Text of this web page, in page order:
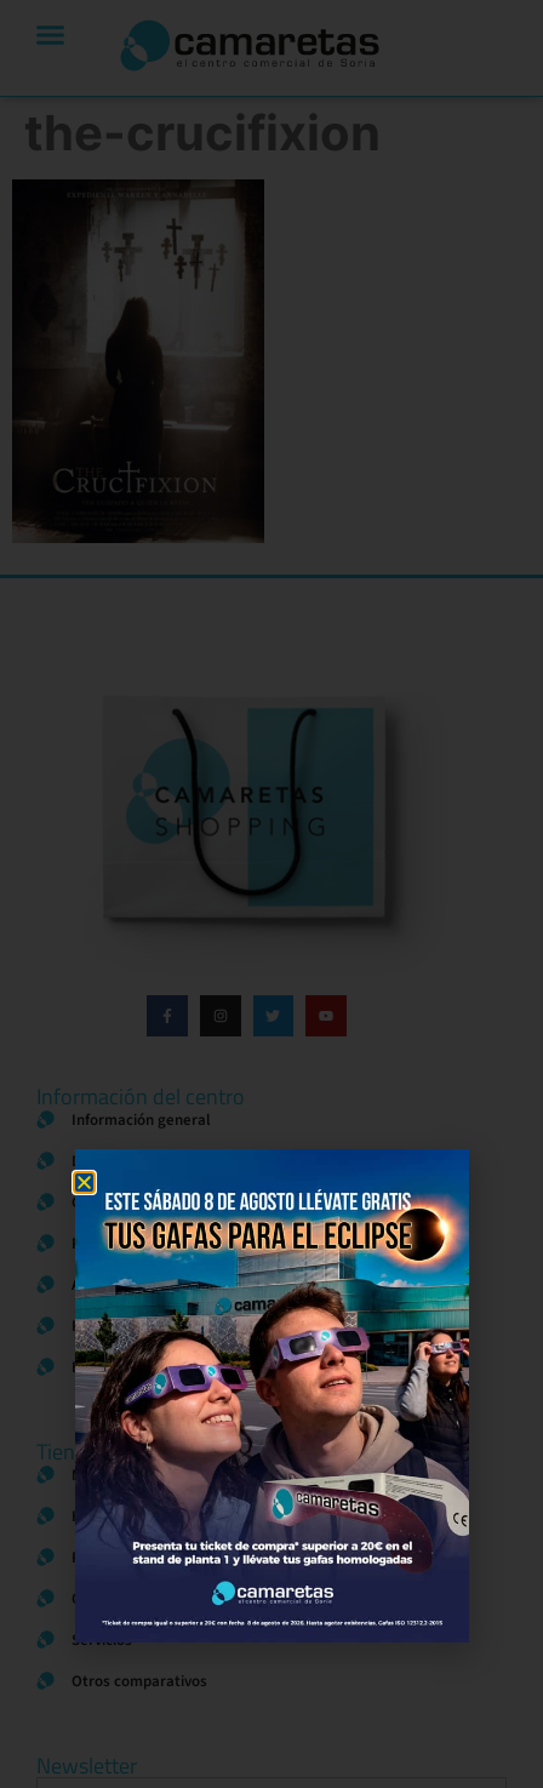
the-crucifixion
Información del centro
Información general
Directorio de tiendas y Planos
Contacto
Política de Privacidad
Aviso Legal
Política de Cookies
Bases legales Concursos y Promociones
Tiendas
Moda
Hogar y Alimentación
Regalos y Complementos
Ocio y Restauración
Servicios
Otros comparativos
Newsletter